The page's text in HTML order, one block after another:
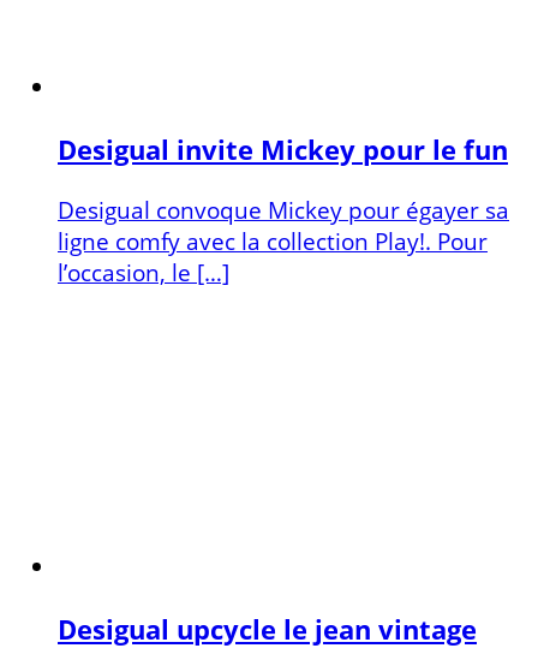
Desigual invite Mickey pour le fun
Desigual convoque Mickey pour égayer sa
ligne comfy avec la collection Play!. Pour
l’oc­casion, le […]
Desigual upcycle le jean vintage